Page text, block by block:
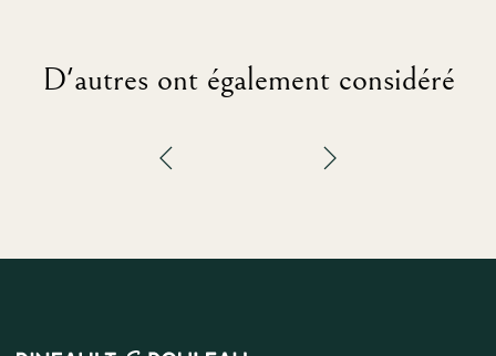
D'autres ont également considéré